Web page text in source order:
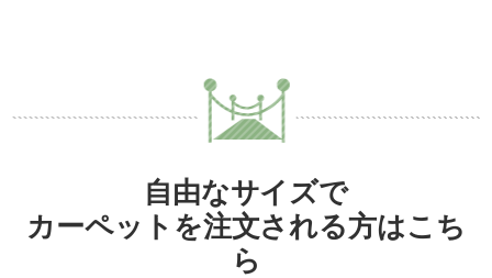
自由なサイズで
カーペットを注文される方はこち
ら